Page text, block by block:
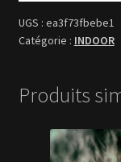
ea3f73fbebe1
INDOOR
Produits